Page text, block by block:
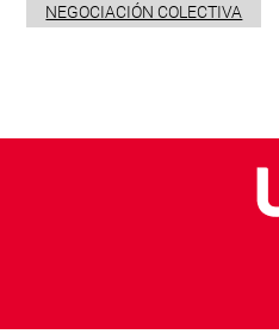
NEGOCIACIÓN COLECTIVA